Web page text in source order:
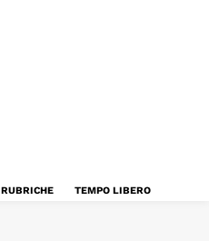
RUBRICHE TEMPO LIBERO